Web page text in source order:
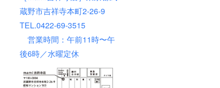
蔵野市吉祥寺本町2-26-9
TEL.0422-69-3515
営業時間：午前11時〜午
後6時／水曜定休